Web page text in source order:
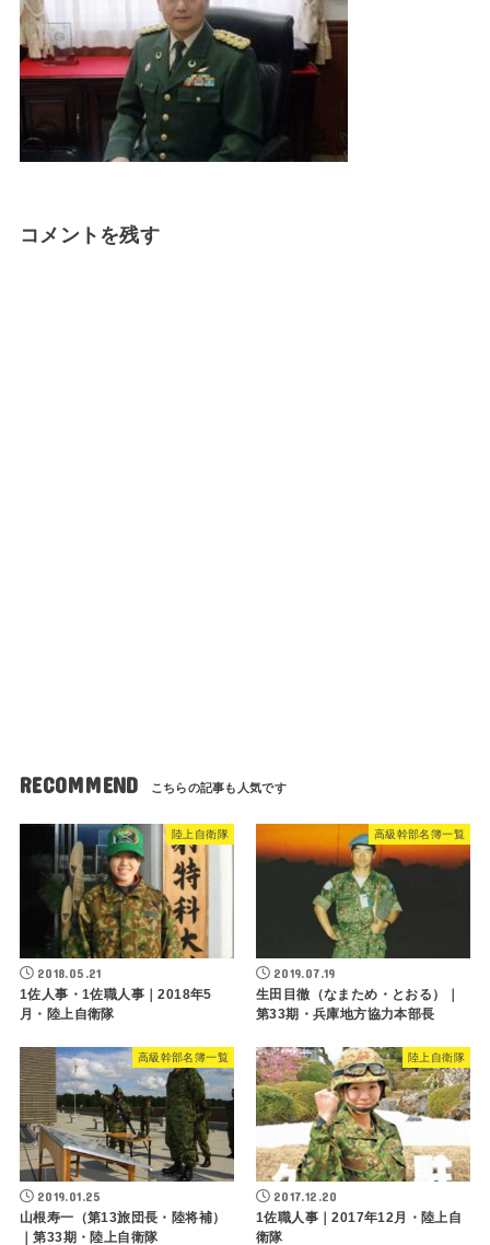
コメントを残す
RECOMMEND
陸上自衛隊
2018.05.21
1佐人事・1佐職人事｜2018年5
月・陸上自衛隊
高級幹部名簿一覧
2019.07.19
生田目徹（なまため・とおる）｜
第33期・兵庫地方協力本部長
高級幹部名簿一覧
2019.01.25
山根寿一（第13旅団長・陸将補）
｜第33期・陸上自衛隊
陸上自衛隊
2017.12.20
1佐職人事｜2017年12月・陸上自
衛隊